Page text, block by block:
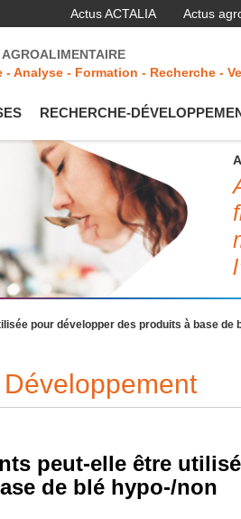
Actus ACTALIA Actus
Analyse - Formation - Recherche -
RECHERCHE-
pour développer des produits à base de
peut-elle être
de blé hypo-/non